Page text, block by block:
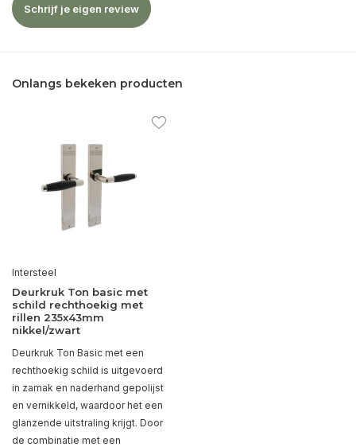
Schrijf je eigen review
Onlangs bekeken producten
Intersteel
Deurkruk Ton basic met
schild rechthoekig met
rillen 235x43mm
nikkel/zwart
Deurkruk Ton Basic met een
rechthoekig schild is uitgevoerd
in zamak en naderhand gepolijst
en vernikkeld, waardoor het een
glanzende uitstraling krijgt. Door
de combinatie met een